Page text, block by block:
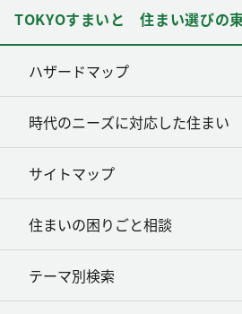
TOKYOすまいと 住まい選びの
ハザードマップ
時代のニーズに対応した住まい
サイトマップ
住まいの困りごと相談
テーマ別検索